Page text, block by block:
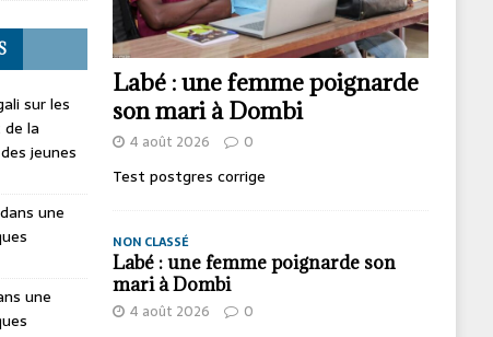
sur les
la
jeunes
une
une
Labé : une femme poignarde
son mari à Dombi
4 août 2026 0
Test postgres corrige
NON CLASSÉ
Labé : une femme poignarde son
mari à Dombi
4 août 2026 0